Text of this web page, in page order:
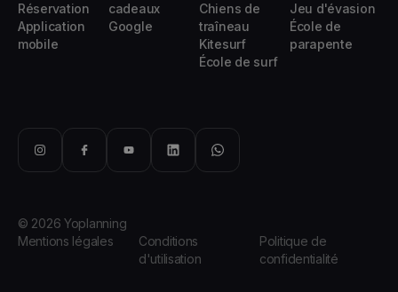
Réservation
Application
mobile
cadeaux
Google
Jeu d'évasion
École de
parapente
Chiens de
traîneau
Kitesurf
École de surf
© 2026 Yoplanning
Mentions légales
Conditions
d'utilisation
Politique de
confidentialité